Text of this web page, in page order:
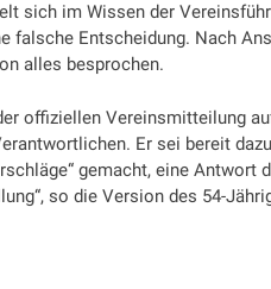
sich im Wissen der
falsche Entscheidung. Nach
alles besprochen.
offiziellen Vereinsmitteilung
Er sei bereit
gemacht, eine Antwort
so die Version des 54-